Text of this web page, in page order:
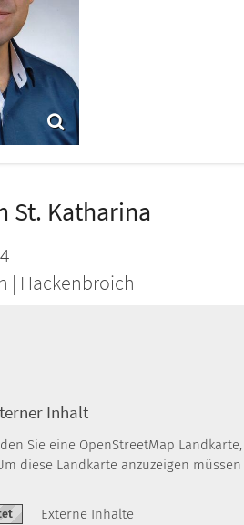
St. Katharina
| Hackenbroich
Inhalt
Sie eine OpenStreetMap
diese Landkarte anzuzeigen
Externe Inhalte